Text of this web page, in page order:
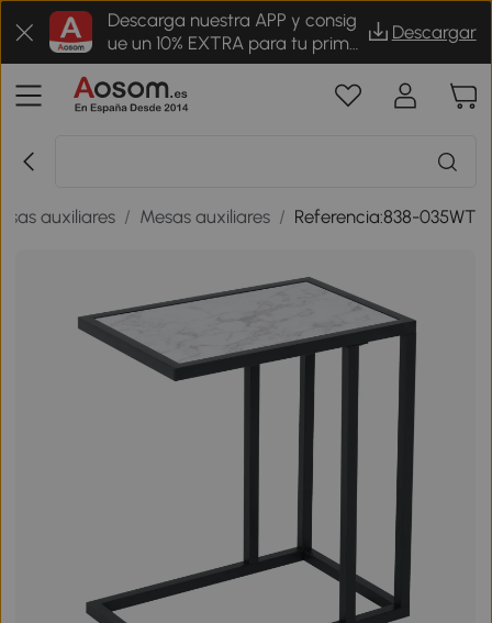
Descarga nuestra APP y consig
ue un 10% EXTRA para tu prime
r pedido
Descargar
auxiliares / Mesas auxiliares / Referencia:838-035WT